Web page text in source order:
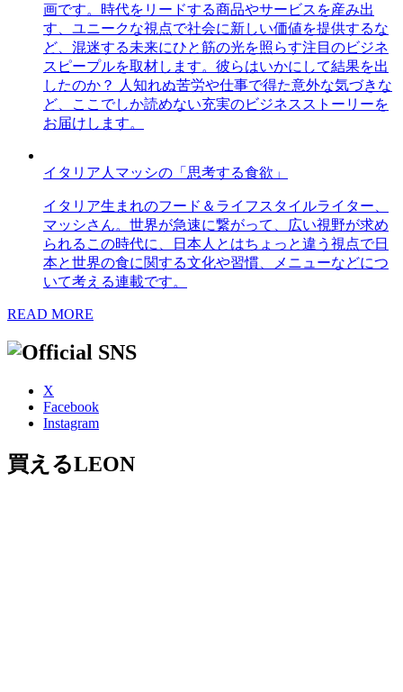
画です。時代をリードする商品やサービスを産み出
す、ユニークな視点で社会に新しい価値を提供するな
ど、混迷する未来にひと筋の光を照らす注目のビジネ
スピープルを取材します。彼らはいかにして結果を出
したのか？ 人知れぬ苦労や仕事で得た意外な気づきな
ど、ここでしか読めない充実のビジネスストーリーを
お届けします。
イタリア人マッシの「思考する食欲」
イタリア生まれのフード＆ライフスタイルライター、
マッシさん。世界が急速に繋がって、広い視野が求め
られるこの時代に、日本人とはちょっと違う視点で日
本と世界の食に関する文化や習慣、メニューなどにつ
いて考える連載です。
READ MORE
X
Facebook
Instagram
買えるLEON